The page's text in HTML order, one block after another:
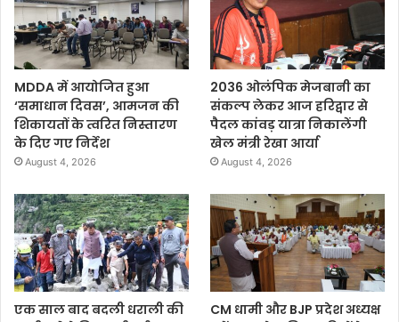
MDDA में आयोजित हुआ
‘समाधान दिवस’, आमजन की
शिकायतों के त्वरित निस्तारण
के दिए गए निर्देश
August 4, 2026
2036 ओलंपिक मेजबानी का
संकल्प लेकर आज हरिद्वार से
पैदल कांवड़ यात्रा निकालेंगी
खेल मंत्री रेखा आर्या
August 4, 2026
एक साल बाद बदली धराली की
CM धामी और BJP प्रदेश अध्यक्ष